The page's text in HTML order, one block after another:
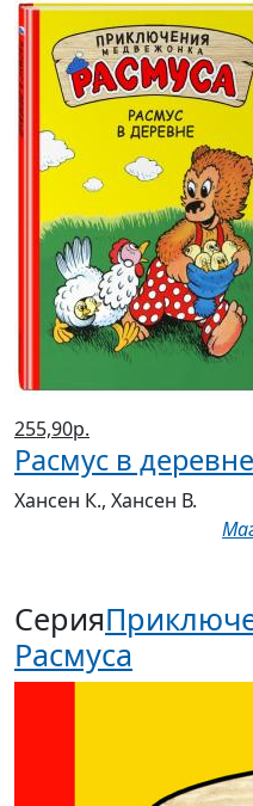
255,90р.
Расмус в деревне
Хансен К., Хансен В.
Серия
Расмуса